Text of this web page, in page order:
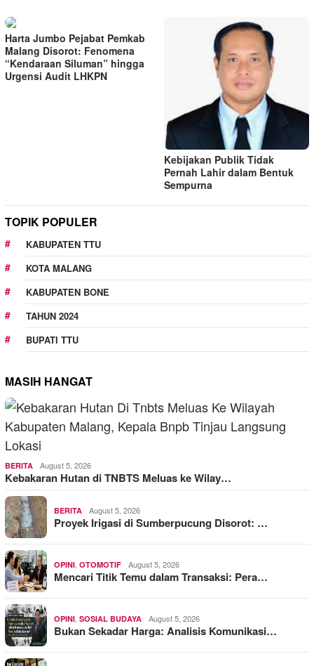
Harta Jumbo Pejabat Pemkab
Malang Disorot: Fenomena
“Kendaraan Siluman” hingga
Urgensi Audit LHKPN
Kebijakan Publik Tidak
Pernah Lahir dalam Bentuk
Sempurna
TOPIK POPULER
KABUPATEN TTU
KOTA MALANG
KABUPATEN BONE
TAHUN 2024
BUPATI TTU
MASIH HANGAT
BERITA August 5, 2026
Kebakaran Hutan di TNBTS Meluas ke Wilay…
BERITA August 5, 2026
Proyek Irigasi di Sumberpucung Disorot: …
OPINI, OTOMOTIF August 5, 2026
Mencari Titik Temu dalam Transaksi: Pera…
OPINI, SOSIAL BUDAYA August 5, 2026
Bukan Sekadar Harga: Analisis Komunikasi…